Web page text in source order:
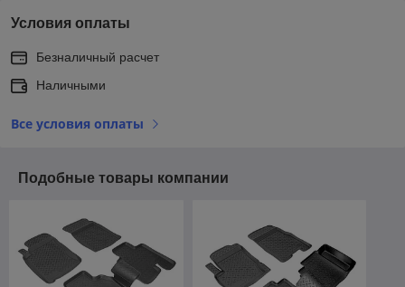
Условия оплаты
Безналичный расчет
Наличными
Все условия оплаты
Подобные товары компании